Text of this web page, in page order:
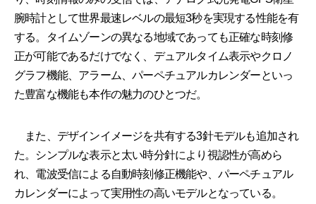
腕時計として世界最速レベルの最短3秒を実現する性能を有
する。タイムゾーンの異なる地域であっても正確な時刻修
正が可能であるだけでなく、デュアルタイム表示やクロノ
グラフ機能、アラーム、パーペチュアルカレンダーといっ
た豊富な機能も本作の魅力のひとつだ。
また、デザインイメージを共有する3針モデルも追加され
た。シンプルな表示と太い時分針により視認性が高めら
れ、電波受信による自動時刻修正機能や、パーペチュアル
カレンダーによって実用性の高いモデルとなっている。